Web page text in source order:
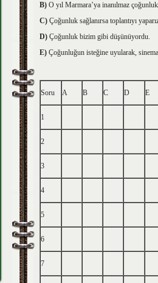
B) O yıl Marmara’ya inanılmaz
C) Çoğunluk sağlanırsa toplantıyı
D) Çoğunluk bizim gibi düşünüyordu.
E) Çoğunluğun isteğine uyularak,
Soru A B C D E
1
2
3
4
5
6
7